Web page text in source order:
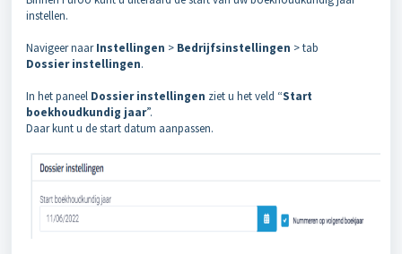
instellen.
Navigeer naarInstellingen > Bedrijfsinstellingen > tab
Dossierinstellingen.
In het paneel Dossier instellingen ziet u het veld “Start
boekhoudkundig jaar”.
Daar kunt u de start datum aanpassen.